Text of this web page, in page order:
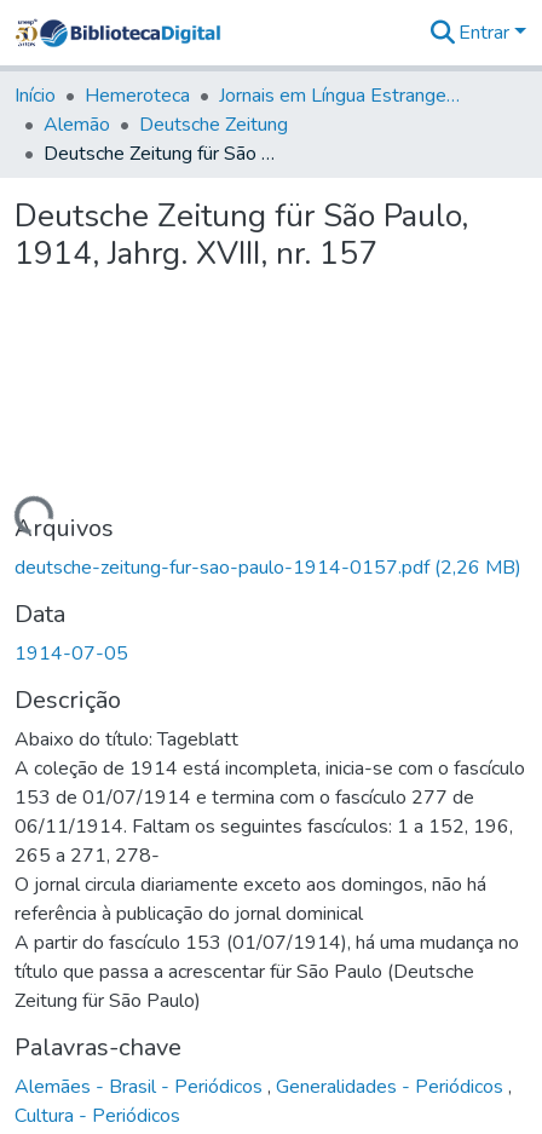
&
Coleções
Tudo na
Biblioteca
Estatísticas
Entrar
Início Hemeroteca
Jornais em Língua Estrangeira
Alemão
Deutsche Zeitung
Deutsche Zeitung für São Paulo, 1914, Jahrg. XVIII, nr. 157
Deutsche Zeitung für São Paulo,
1914, Jahrg. XVIII, nr. 157
Arquivos
deutsche-zeitung-fur-sao-paulo-1914-0157.pdf(2,26 MB)
Data
1914-07-05
Descrição
Abaixo do título: Tageblatt
A coleção de 1914 está incompleta, inicia-se com o fascículo
153 de 01/07/1914 e termina com o fascículo 277 de
06/11/1914. Faltam os seguintes fascículos: 1 a 152, 196,
265 a 271, 278-
O jornal circula diariamente exceto aos domingos, não há
referência à publicação do jornal dominical
A partir do fascículo 153 (01/07/1914), há uma mudança no
título que passa a acrescentar für São Paulo (Deutsche
Zeitung für São Paulo)
Palavras-chave
Alemães - Brasil - Periódicos , Generalidades - Periódicos ,
Cultura - Periódicos